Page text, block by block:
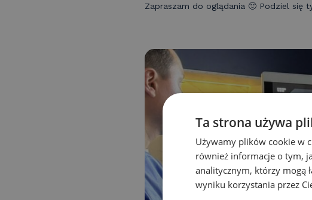
Zapraszam do oglądania 🙂 Podziel się
Ta strona używa
Używamy plików cookie w
również informacje o tym,
analitycznym, którzy mogą
wyniku korzystania przez